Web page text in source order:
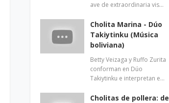
ave de extraordinaria vis…
Cholita Marina - Dúo
Takiytinku (Música
boliviana)
Betty Veizaga y Ruffo Zurita
conforman en Dúo
Takiytinku e interpretan e…
Cholitas de pollera: de